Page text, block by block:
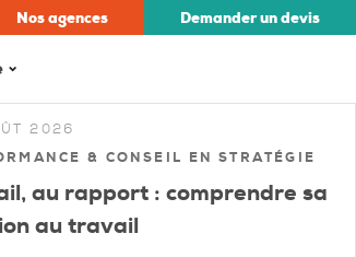
Nosagences Demander undevis
2026
& CONSEIL EN STRATÉGIE
au rapport : comprendre sa
au travail